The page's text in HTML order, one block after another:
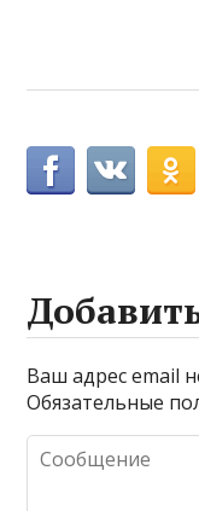
Ваш адрес email
Обязательные